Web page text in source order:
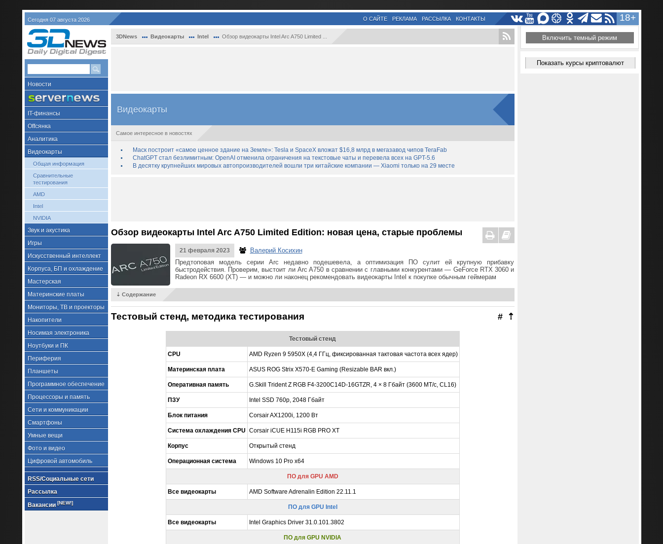
Сегодня 07 августа 2026 18+
О САЙТЕ РЕКЛАМА РАССЫЛКА КОНТАКТЫ
Новости
IT-финансы
Offсянка
Аналитика
Видеокарты
Общая информация
Сравнительные
тестирования
AMD
Intel
NVIDIA
Звук и акустика
Игры
Искусственный интеллект
Корпуса, БП и охлаждение
Мастерская
Материнские платы
Мониторы, ТВ и проекторы
Накопители
Носимая электроника
Ноутбуки и ПК
Периферия
Планшеты
Программное обеспечение
Процессоры и память
Сети и коммуникации
Смартфоны
Умные вещи
Фото и видео
Цифровой автомобиль
RSS/Социальные сети
Рассылка
Вакансии [NEW!]
3DNews Видеокарты Intel Обзор видеокарты Intel Arc A750 Limited ...
Видеокарты
Самое интересное в новостях
Маск построит «самое ценное здание на Земле»: Tesla и SpaceX вложат $16,8 млрд в мегазавод чипов TeraFab
ChatGPT стал безлимитным: OpenAI отменила ограничения на текстовые чаты и перевела всех на GPT-5.6
В десятку крупнейших мировых автопроизводителей вошли три китайские компании — Xiaomi только на 29 месте
Обзор видеокарты Intel Arc A750 Limited Edition: новая цена, старые проблемы
21 февраля 2023
Валерий Косихин
Предтоповая модель серии Arc недавно подешевела, а оптимизация ПО сулит ей крупную прибавку
быстродействия. Проверим, выстоит ли Arc A750 в сравнении с главными конкурентами — GeForce RTX 3060 и
Radeon RX 6600 (XT) — и можно ли наконец рекомендовать видеокарты Intel к покупке обычным геймерам
⇣ Содержание
⇡
#
Тестовый стенд, методика тестирования
Тестовый стенд
CPU AMD Ryzen 9 5950X (4,4 ГГц, фиксированная тактовая частота всех ядер)
Материнская плата ASUS ROG Strix X570-E Gaming (Resizable BAR вкл.)
Оперативная память G.Skill Trident Z RGB F4-3200C14D-16GTZR, 4 × 8 Гбайт (3600 МТ/с, CL16)
ПЗУ Intel SSD 760p, 2048 Гбайт
Блок питания Corsair AX1200i, 1200 Вт
Система охлаждения CPU Corsair iCUE H115i RGB PRO XT
Корпус Открытый стенд
Операционная система Windows 10 Pro x64
ПО для GPU AMD
Все видеокарты AMD Software Adrenalin Edition 22.11.1
ПО для GPU Intel
Все видеокарты Intel Graphics Driver 31.0.101.3802
ПО для GPU NVIDIA
Включить темный режим
Показать курсы криптовалют